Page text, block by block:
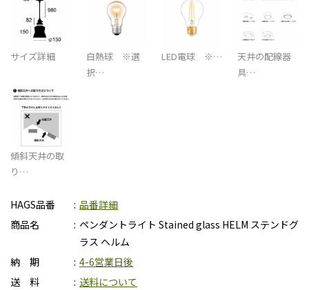
サイズ詳細
白熱球 ※選
択…
LED電球 ※…
天井の配線器
具…
傾斜天井の取
り…
HAGS品番
品番詳細
商品名
ペンダントライト Stained glass HELM ステンドグ
ラス ヘルム
納 期
4-6営業日後
送 料
送料について